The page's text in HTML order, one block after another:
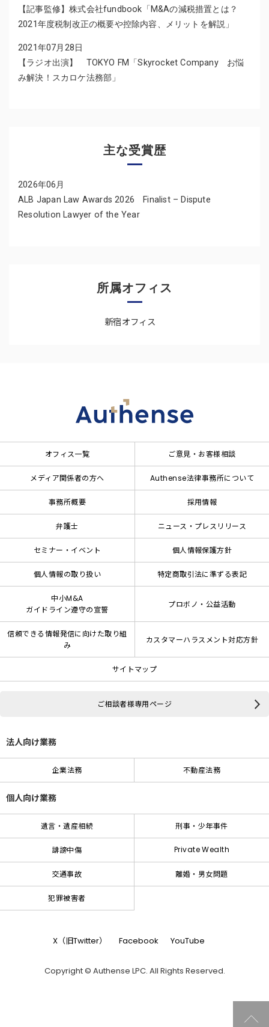
【記事監修】株式会社fundbook「M&Aの減税措置とは？
2021年度税制改正の概要や控除内容、メリットを解説」
2021年07月28日
【ラジオ出演】 TOKYO FM「Skyrocket Company お悩
み解決！スカロケ法務部」
主な受賞歴
2026年06月
ALB Japan Law Awards 2026 Finalist – Dispute
Resolution Lawyer of the Year
所属オフィス
新宿オフィス
オフィス一覧 ご意見・お客様相談
メディア関係者の方へ Authense法律事務所について
事務所概要 採用情報
弁護士 ニュース・プレスリリース
セミナー・イベント 個人情報保護方針
個人情報の取り扱い 特定商取引法に準ずる表記
中小M&A
ガイドライン遵守の宣誓
プロボノ・公益活動
信頼できる情報発信に向けた取り組
み
カスタマーハラスメント対応方針
サイトマップ
ご相談者様専用ページ
法人向け業務
企業法務 不動産法務
個人向け業務
遺言・遺産相続 刑事・少年事件
誹謗中傷 Private Wealth
交通事故 離婚・男女問題
犯罪被害者
X（旧Twitter） Facebook YouTube
Copyright © Authense LPC. All Rights Reserved.